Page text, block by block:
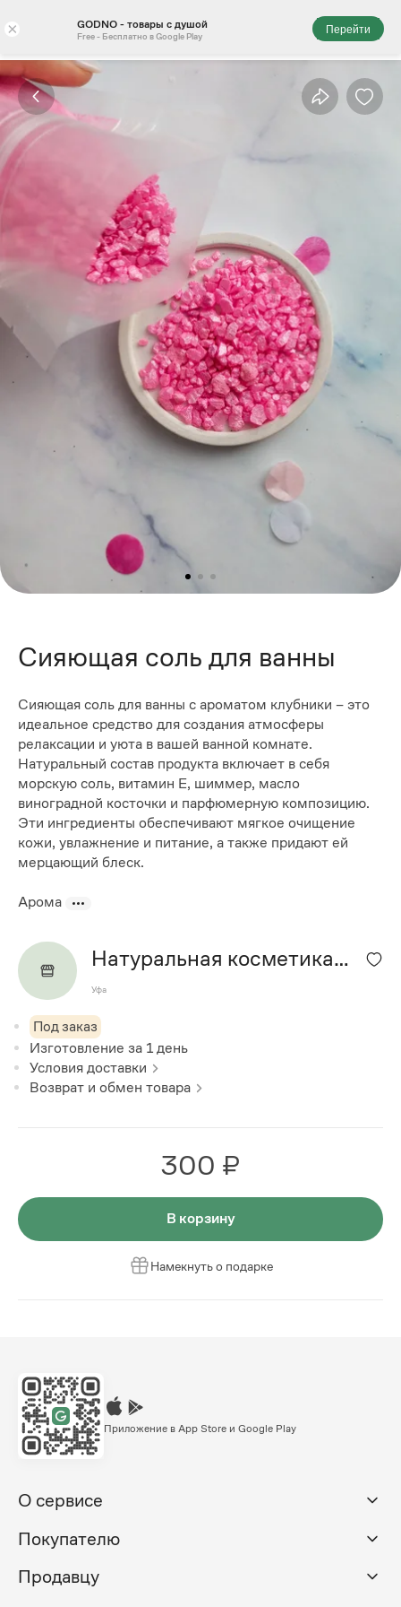
× GODNO - товары с душой
Free - Бесплатно в Google Play
Перейти
Сияющая соль для ванны
Сияющая соль для ванны с ароматом клубники – это
идеальное средство для создания атмосферы
релаксации и уюта в вашей ванной комнате.
Натуральный состав продукта включает в себя
морскую соль, витамин Е, шиммер, масло
виноградной косточки и парфюмерную композицию.
Эти ингредиенты обеспечивают мягкое очищение
кожи, увлажнение и питание, а также придают ей
мерцающий блеск.
Арома
Натуральная косметика
"Alis bomb"
Уфа
Под заказ
Изготовление за 1 день
Условия доставки
Возврат и обмен товара
300 ₽
В корзину
Намекнуть о подарке
Приложение в App Store и Google Play
О сервисе
Покупателю
Продавцу